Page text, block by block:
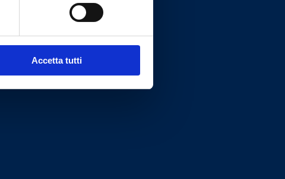
Accetta tutti